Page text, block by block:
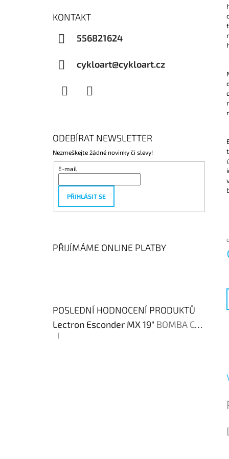
KONTAKT
556821624
cykloart@cykloart.cz
ODEBÍRAT NEWSLETTER
Nezmeškejte žádné novinky či slevy!
E-mail
PŘIHLÁSIT SE
PŘIJÍMÁME ONLINE PLATBY
POSLEDNÍ HODNOCENÍ PRODUKTŮ
Lectron Esconder MX 19" BOMBA CENA !!!
Hodnocení produktu je 4 z 5 hvězdiček.
|